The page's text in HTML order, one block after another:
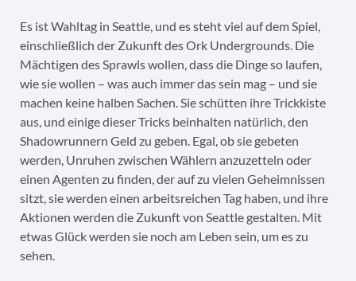
Es ist Wahltag in Seattle, und es steht viel auf dem Spiel,
einschließlich der Zukunft des Ork Undergrounds. Die
Mächtigen des Sprawls wollen, dass die Dinge so laufen,
wie sie wollen – was auch immer das sein mag – und sie
machen keine halben Sachen. Sie schütten ihre Trickkiste
aus, und einige dieser Tricks beinhalten natürlich, den
Shadowrunnern Geld zu geben. Egal, ob sie gebeten
werden, Unruhen zwischen Wählern anzuzetteln oder
einen Agenten zu finden, der auf zu vielen Geheimnissen
sitzt, sie werden einen arbeitsreichen Tag haben, und ihre
Aktionen werden die Zukunft von Seattle gestalten. Mit
etwas Glück werden sie noch am Leben sein, um es zu
sehen.